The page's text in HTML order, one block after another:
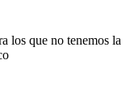
los que no tenemos la